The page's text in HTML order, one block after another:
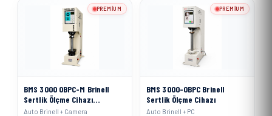
BMS 3000 OBPC-M Brinell
Sertlik Ölçme Cihazı
Motorize Sistemli
Auto Brinell + Camera
PREMIUM
BMS 3000-OBPC Brinell
Sertlik Ölçme Cihazı
Auto Brinell + PC
PREMIUM